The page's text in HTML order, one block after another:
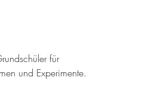
für
und Experimente.